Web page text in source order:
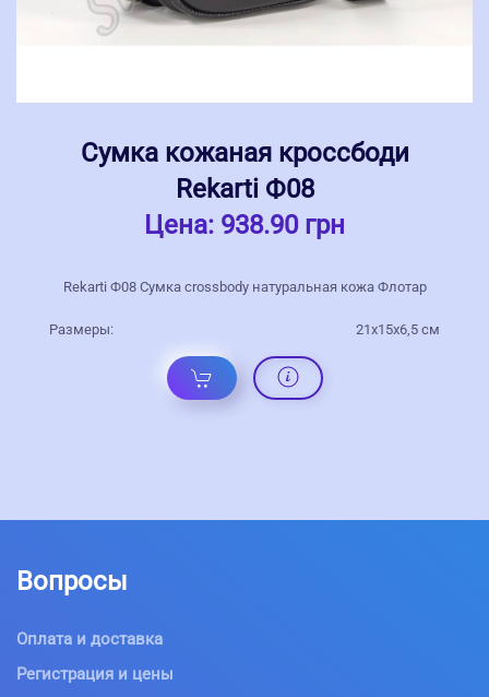
Сумка кожаная кроссбоди
Rekarti Ф08
Цена: 938.90 грн
Rekarti Ф08 Сумка crossbody натуральная кожа Флотар
Размеры: 21х15х6,5 см
Вопросы
Оплата и доставка
Регистрация и цены